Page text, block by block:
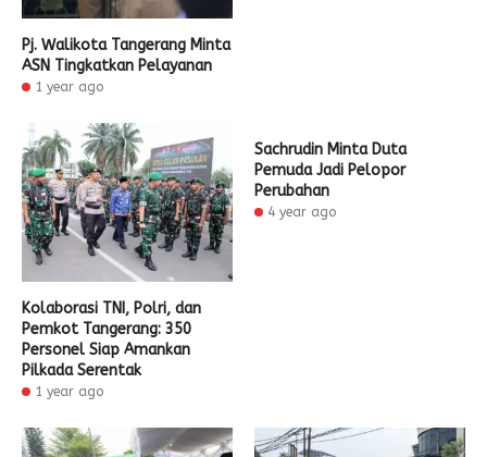
Pj. Walikota Tangerang Minta
ASN Tingkatkan Pelayanan
1 year ago
Kolaborasi TNI, Polri, dan
Pemkot Tangerang: 350
Personel Siap Amankan
Pilkada Serentak
1 year ago
Sachrudin Minta Duta
Pemuda Jadi Pelopor
Perubahan
4 year ago